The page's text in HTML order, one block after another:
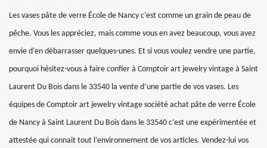
Les vases pâte de verre École de Nancy c’est comme un grain de peau de
pêche. Vous les appréciez, mais comme vous en avez beaucoup, vous avez
envie d’en débarrasser quelques-unes. Et si vous voulez vendre une partie,
pourquoi hésitez-vous à faire confier à Comptoir art jewelry vintage à Saint
Laurent Du Bois dans le 33540 la vente d’une partie de vos vases. Les
équipes de Comptoir art jewelry vintage société achat pâte de verre École
de Nancy à Saint Laurent Du Bois dans le 33540 c’est une expérimentée et
attestée qui connait tout l’environnement de vos articles. Vendez-lui vos